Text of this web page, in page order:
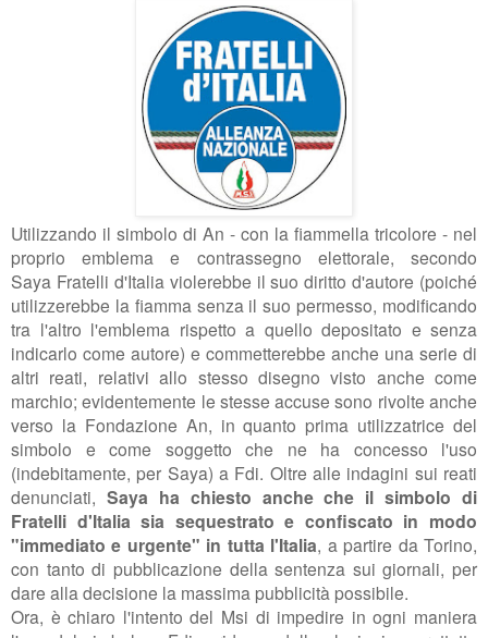
Utilizzando il simbolo di An - con la fiammella tricolore - nel
proprio emblema e contrassegno elettorale, secondo
Saya Fratelli d'Italia violerebbe il suo diritto d'autore (poiché
utilizzerebbe la fiamma senza il suo permesso, modificando
tra l'altro l'emblema rispetto a quello depositato e senza
indicarlo come autore) e commetterebbe anche una serie di
altri reati, relativi allo stesso disegno visto anche come
marchio; evidentemente le stesse accuse sono rivolte anche
verso la Fondazione An, in quanto prima utilizzatrice del
simbolo e come soggetto che ne ha concesso l'uso
(indebitamente, per Saya) a Fdi. Oltre alle indagini sui reati
denunciati, Saya ha chiesto anche che il simbolo di
Fratelli d'Italia sia sequestrato e confiscato in modo
"immediato e urgente" in tutta l'Italia, a partire da Torino,
con tanto di pubblicazione della sentenza sui giornali, per
dare alla decisione la massima pubblicità possibile.
Ora, è chiaro l'intento del Msi di impedire in ogni maniera